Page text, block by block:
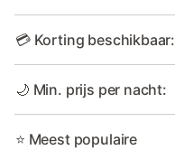
💳 Korting beschikbaar:
🌙 Min. prijs per nacht:
⭐ Meest populaire